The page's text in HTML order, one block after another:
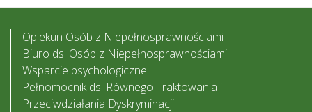
Opiekun Osób z Niepełnosprawnościami
Biuro ds. Osób z Niepełnosprawnościami
Wsparcie psychologiczne
Pełnomocnik ds. Równego Traktowania i
Przeciwdziałania Dyskryminacji